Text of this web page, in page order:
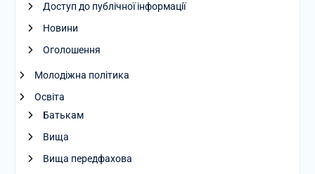
Доступ до публічної інформації
Новини
Оголошення
Молодіжна політика
Освіта
Батькам
Вища
Вища передфахова